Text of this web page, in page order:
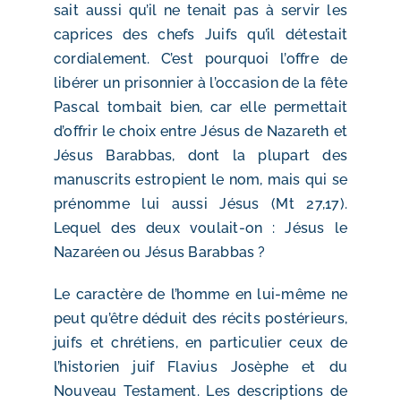
sait aussi qu’il ne tenait pas à servir les
caprices des chefs Juifs qu’il détestait
cordialement. C’est pourquoi l’offre de
libérer un prisonnier à l’occasion de la fête
Pascal tombait bien, car elle permettait
d’offrir le choix entre Jésus de Nazareth et
Jésus Barabbas, dont la plupart des
manuscrits estropient le nom, mais qui se
prénomme lui aussi Jésus (Mt 27,17).
Lequel des deux voulait-on : Jésus le
Nazaréen ou Jésus Barabbas ?
​Le caractère de l’homme en lui-même ne
peut qu’être déduit des récits postérieurs,
juifs et chrétiens, en particulier ceux de
l’historien juif Flavius Josèphe et du
Nouveau Testament. Les descriptions de